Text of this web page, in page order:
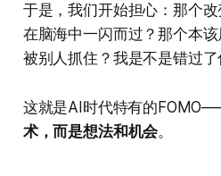
于是，我们开始担心：那个
在脑海中一闪而过？那个本
被别人抓住？我是不是错过
这就是AI时代特有的
术，而是想法和机会。